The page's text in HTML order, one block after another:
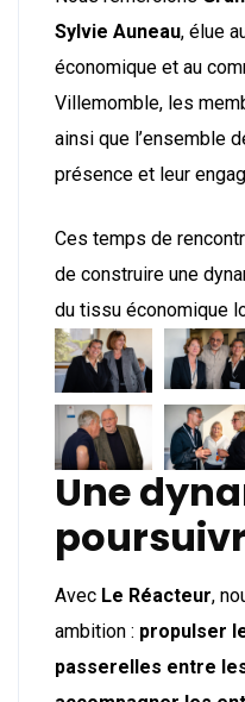
Sylvie Auneau, élue
économique et au
Villemomble, les
ainsi que l’ensemble
présence et leur
Ces temps de
de construire une
du tissu économique
Une
Avec Le Réacteur,
ambition : propulser
passerelles entre